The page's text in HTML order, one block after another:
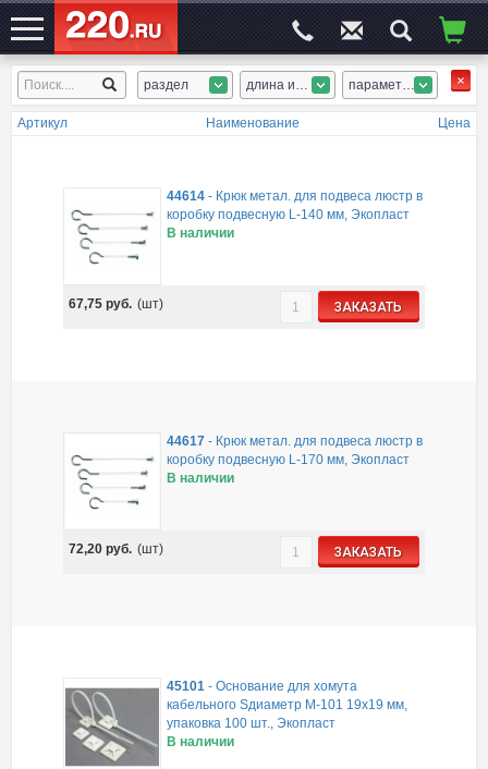
ЭЛЕКТРОСАЙТ№1 раздел длина или диам. параметр 2
Артикул Наименование Цена
44614 - Крюк метал. для подвеса люстр в
коробку подвесную L-140 мм, Экопласт
В наличии
67,75руб. (шт) ЗАКАЗАТЬ
44617 - Крюк метал. для подвеса люстр в
коробку подвесную L-170 мм, Экопласт
В наличии
72,20руб. (шт) ЗАКАЗАТЬ
45101 -Основание для хомута
кабельного Sдиаметр M-101 19х19 мм,
упаковка 100 шт., Экопласт
В наличии